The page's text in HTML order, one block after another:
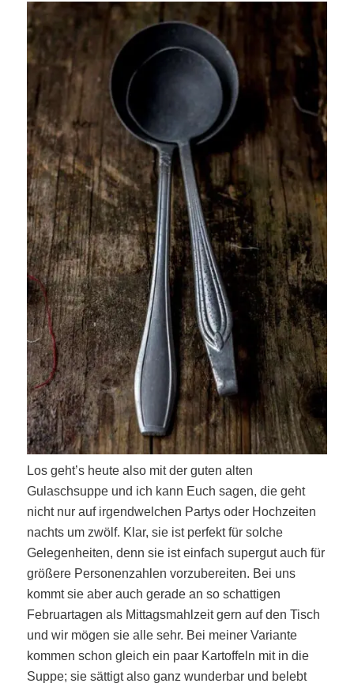
Los geht’s heute also mit der guten alten
Gulaschsuppe und ich kann Euch sagen, die geht
nicht nur auf irgendwelchen Partys oder Hochzeiten
nachts um zwölf. Klar, sie ist perfekt für solche
Gelegenheiten, denn sie ist einfach supergut auch für
größere Personenzahlen vorzubereiten. Bei uns
kommt sie aber auch gerade an so schattigen
Februartagen als Mittagsmahlzeit gern auf den Tisch
und wir mögen sie alle sehr. Bei meiner Variante
kommen schon gleich ein paar Kartoffeln mit in die
Suppe; sie sättigt also ganz wunderbar und belebt